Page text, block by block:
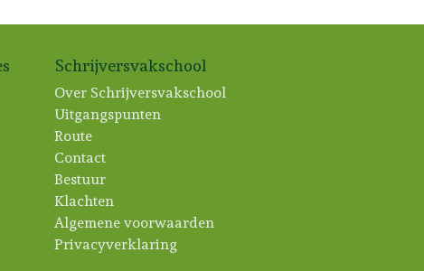
Schrijversvakschool
Over Schrijversvakschool
Uitgangspunten
Route
Contact
Bestuur
Klachten
Algemene voorwaarden
Privacyverklaring